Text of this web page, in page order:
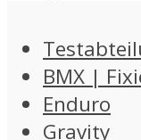
BMX |
Enduro
Gravity